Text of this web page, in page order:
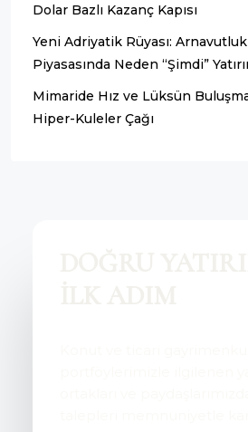
Dolar Bazlı Kazanç Kapısı
Yeni Adriyatik Rüyası:
Piyasasında Neden “Şimdi”
Mimaride Hız ve Lüksün
Hiper-Kuleler Çağı